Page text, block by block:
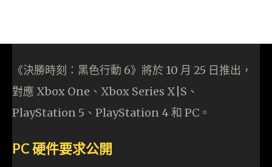
《決勝時刻：黑色行動 6》將於 10 月 25 日推出，
對應 Xbox One、Xbox Series X|S、
PlayStation 5、PlayStation 4 和 PC。
PC 硬件要求公開